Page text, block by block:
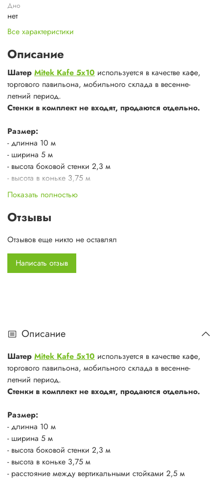
Дно
нет
Все характеристики
Описание
Шатер Mitek Kafe 5x10 используется в качестве кафе,
торгового павильона, мобильного склада в весенне-
летний период.
Стенки в комплект не входят, продаются отдельно.
Размер:
- длинна 10 м
- ширина 5 м
- высота боковой стенки 2,3 м
- высота в коньке 3,75 м
- расстояние между вертикальными стойками 2,5 м
Каркас:стальная оцинкованная профильная труба
40х40х2 мм, имеет нижнее основание.
Для быстрого и многократного монтажа и демонтажа
Для фиксации элементов каркаса используются кнопки-
защёлки.
без каких-либо усилий в кратчайшее время.
Дополнительно:шатер может комплектоваться съемными
стенками шириной 2,5 м, для полного закрытия шатра
необходимо 12 стен. Стены являются
взаимозаменяемыми, что позволяет комплектовать ими
Показать полностью
Отзывы
Отзывов еще никто не оставлял
Написать отзыв
Описание
Шатер Mitek Kafe 5x10 используется в качестве кафе,
торгового павильона, мобильного склада в весенне-
летний период.
Стенки в комплект не входят, продаются отдельно.
Размер:
- длинна 10 м
- ширина 5 м
- высота боковой стенки 2,3 м
- высота в коньке 3,75 м
- расстояние между вертикальными стойками 2,5 м